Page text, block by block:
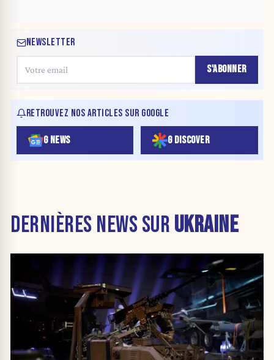
NEWSLETTER
S'ABONNER
RETROUVEZ NOS ARTICLES SUR GOOGLE
G NEWS G DISCOVER
DERNIÈRES NEWS SUR UKRAINE